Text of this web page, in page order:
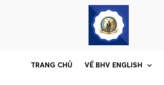
TRANG CHỦ VỀ BHV ENGLISH